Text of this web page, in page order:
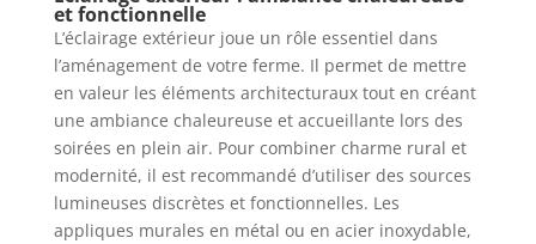
et fonctionnelle
L’éclairage extérieur joue un rôle essentiel dans
l’aménagement de votre ferme. Il permet de mettre
en valeur les éléments architecturaux tout en créant
une ambiance chaleureuse et accueillante lors des
soirées en plein air. Pour combiner charme rural et
modernité, il est recommandé d’utiliser des sources
lumineuses discrètes et fonctionnelles. Les
appliques murales en métal ou en acier inoxydable,